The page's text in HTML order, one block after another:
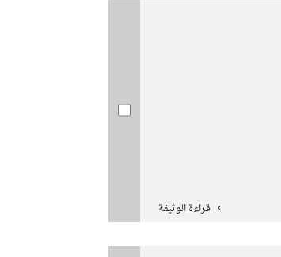
قراءة الوثيقة